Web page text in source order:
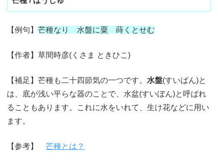
【例句】芒種なり 水盤に粟 蒔くとせむ
【作者】草間時彦(くさま ときひこ)
【補足】芒種も二十四節気の一つです。 水盤(すいばん)と
は、底が浅い平らな器のことで、水盆(すいぼん)と呼ばれ
ることもあります。これに水をいれて、生け花などに用い
ます。
【参考】芒種とは？